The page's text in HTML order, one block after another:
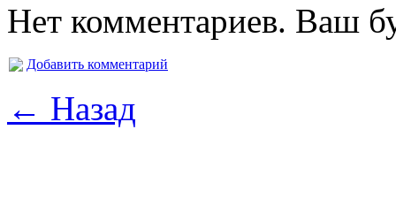
Нет комментариев. Ваш
Добавить комментарий
← Назад